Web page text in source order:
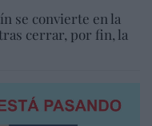
se convierte en la
cerrar, por fin, la